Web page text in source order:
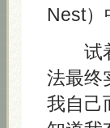
Nest）
试着
法最终
我自己